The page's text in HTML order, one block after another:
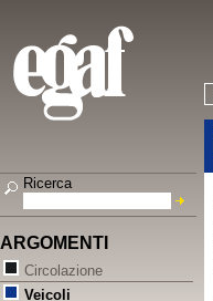
Ricerca
ARGOMENTI
Circolazione
Veicoli